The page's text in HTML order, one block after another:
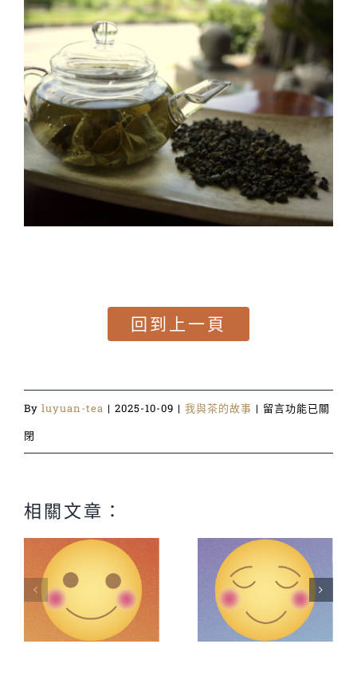
回到上一頁
By luyuan-tea | 2025-10-09 | 我與茶的故事 | 在
大〉
留言功能已關
閉
相關文章：
001_茶是自我
的修行
003_家的味
道，在茶香裡